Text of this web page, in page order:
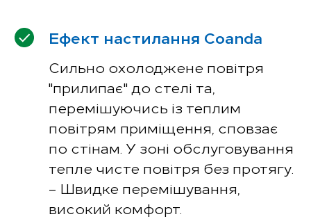
Ефект настилання Сoanda
Сильно охолоджене повітря
"прилипає" до стелі та,
перемішуючись із теплим
повітрям приміщення, сповзає
по стінам. У зоні обслуговування
тепле чисте повітря без протягу.
– Швидке перемішування,
високий комфорт.